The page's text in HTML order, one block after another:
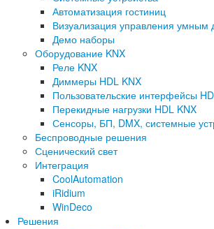
Автоматизация гостиниц
Визуализация управления умным
Демо наборы
Оборудование KNX
Реле KNX
Диммеры HDL KNX
Пользовательские интерфейсы
Перекидные нагрузки HDL KNX
Сенсоры, БП, DMX, системные
Беспроводные решения
Сценический свет
Интеграция
CoolAutomation
iRidium
WinDeco
Решения